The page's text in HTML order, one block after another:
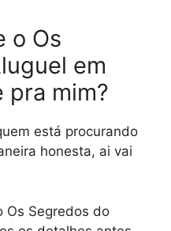
o Os
em
pra mim?
está procurando
honesta, ai vai
Os Segredos do